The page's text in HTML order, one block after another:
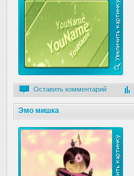
Оставить комментарий
Эмо мишка